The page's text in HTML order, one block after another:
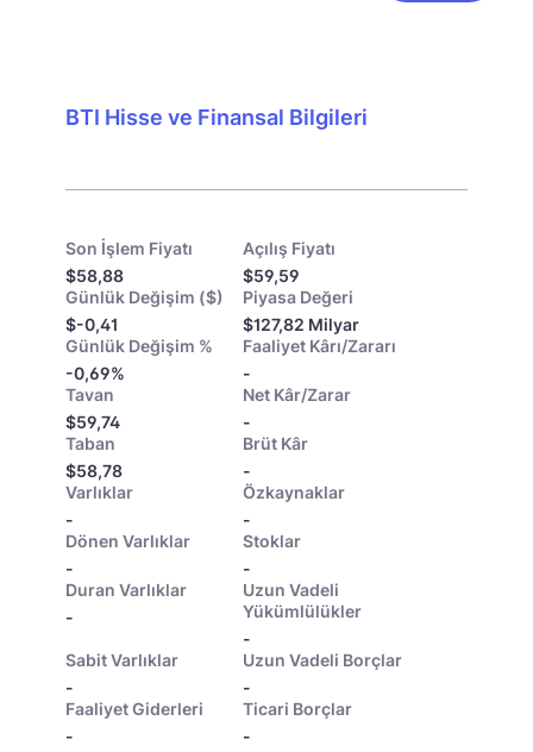
BTI Hisse ve Finansal Bilgileri
Son İşlem Fiyatı
$58,88
Açılış Fiyatı
$59,59
Günlük Değişim ($)
$-0,41
Piyasa Değeri
$127,82 Milyar
Günlük Değişim %
-0,69%
Faaliyet Kârı/Zararı
-
Tavan
$59,74
Net Kâr/Zarar
-
Taban
$58,78
Brüt Kâr
-
Varlıklar
-
Özkaynaklar
-
Dönen Varlıklar
-
Stoklar
-
Duran Varlıklar
-
Uzun Vadeli
Yükümlülükler
-
Sabit Varlıklar
-
Uzun Vadeli Borçlar
-
Faaliyet Giderleri
-
Ticari Borçlar
-